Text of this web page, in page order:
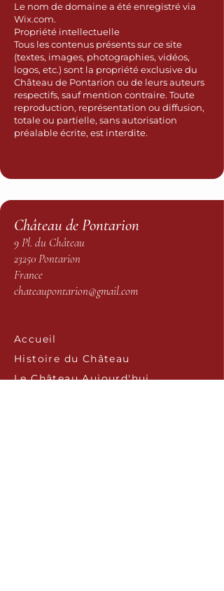
Le nom de domaine a été enregistré via
Wix.com.
Propriété intellectuelle
Tous les contenus présents sur ce site
(textes, images, photographies, vidéos,
logos, etc.) sont la propriété exclusive du
Château de Pontarion ou de leurs auteurs
respectifs, sauf mention contraire. Toute
reproduction, représentation ou diffusion,
totale ou partielle, sans autorisation
préalable écrite, est interdite.
Château de Pontarion
9 Pl. du Château
23250 Pontarion
France
chateaupontarion@gmail.com
Accueil
Histoire du Château
Le Château Aujourd'hui